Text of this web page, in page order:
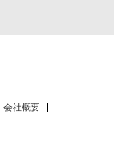
会社概要